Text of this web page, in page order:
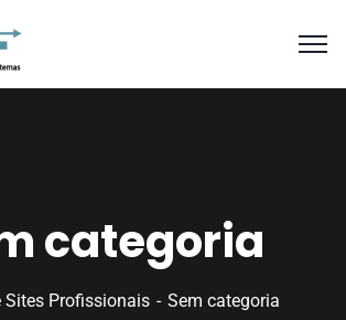
categoria
Sites Profissionais Sem categoria